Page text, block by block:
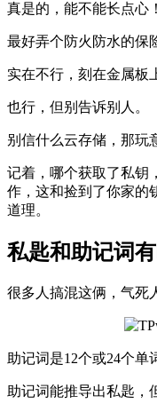
真是的，能不能长点心！
最好弄个防火防水的保
实在不行，刻在金属板
也行，但别告诉别人。
别信什么云存储，那玩
记着，哪个获取了私钥
作，这和捡到了你家的
道理。
私匙和助记词
很多人搞混这俩，气死
助记词是12个或24个单
助记词能推导出私匙，